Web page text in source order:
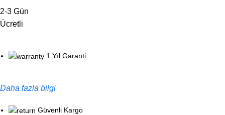
2-3 Gün
Ücretli
1 Yıl Garanti
Daha fazla bilgi
Güvenli Kargo